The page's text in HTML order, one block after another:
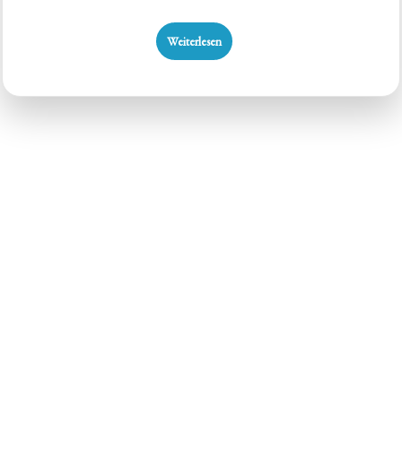
Weiterlesen